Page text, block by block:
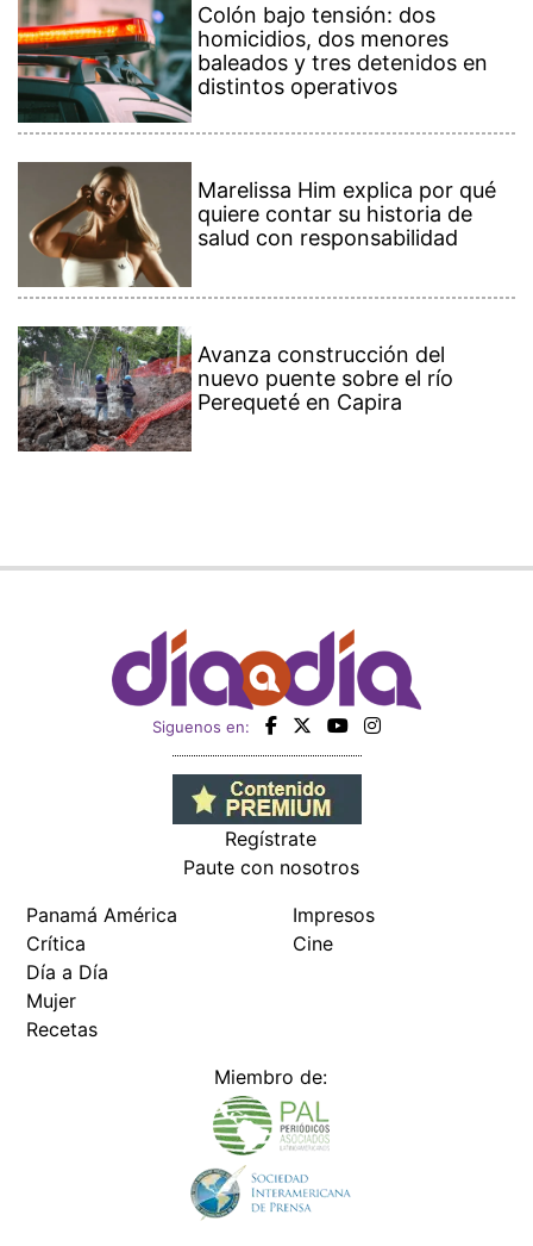
Colón bajo tensión: dos
homicidios, dos menores
baleados y tres detenidos en
distintos operativos
Marelissa Him explica por qué
quiere contar su historia de
salud con responsabilidad
Avanza construcción del
nuevo puente sobre el río
Perequeté en Capira
Siguenos en:
Regístrate
Paute con nosotros
Panamá América
Crítica
Día a Día
Mujer
Recetas
Impresos
Cine
Miembro de: